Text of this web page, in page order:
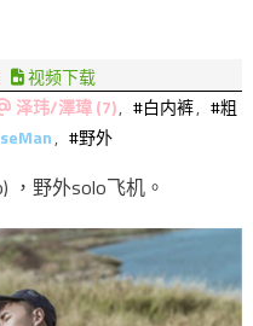
视频下载
泽玮/澤瑋 (7), #白内裤, #粗
, #野外
，野外solo飞机。